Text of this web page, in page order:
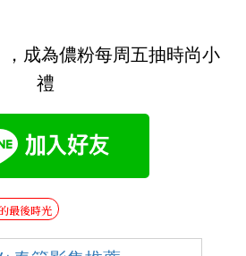
，成為儂粉每周五抽時尚小
禮
最後時光